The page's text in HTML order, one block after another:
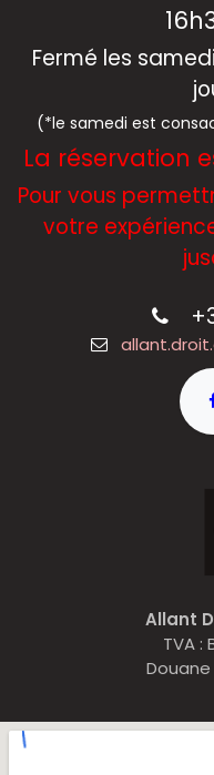
Fermé les
(*le samedi est
La réservation
Pour vous
votre
Allant
TVA :
Douane